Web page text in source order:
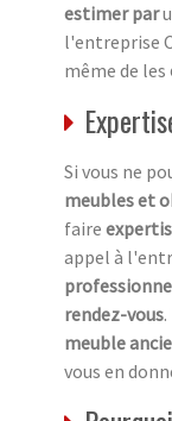
estimer par
l'entreprise
même de les
Si vous ne
meubles et
faire
appel à
rendez-vous
meuble
vous en